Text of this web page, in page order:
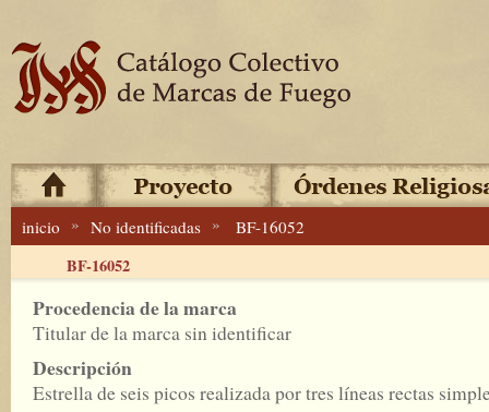
inicio » No identificadas » BF-16052
BF-16052
Procedencia de la marca
Titular de la marca sin identificar
Descripción
Estrella de seis picos realizada por tres líneas rectas